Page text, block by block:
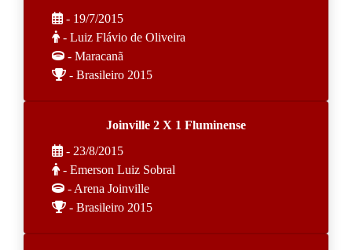
- 19/7/2015
- Luiz Flávio de Oliveira
- Maracanã
- Brasileiro 2015
Joinville 2 X 1 Fluminense
- 23/8/2015
- Emerson Luiz Sobral
- Arena Joinville
- Brasileiro 2015